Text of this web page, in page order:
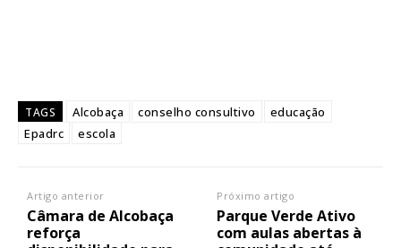
TAGS Alcobaça conselho consultivo
educação
Epadrc
escola
Artigo anterior
Câmara de Alcobaça
reforça
Próximo artigo
Parque Verde Ativo
com aulas abertas à